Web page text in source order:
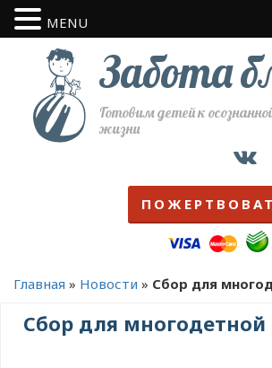
Забота
Готовим детей к
жизни
Главная » Новости » Сбор для
Сбор для многодетной
MENU